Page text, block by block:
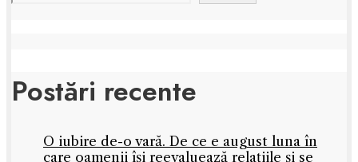
Postări recente
O iubire de-o vară. De ce e august luna în
care oamenii își reevaluează relațiile și se